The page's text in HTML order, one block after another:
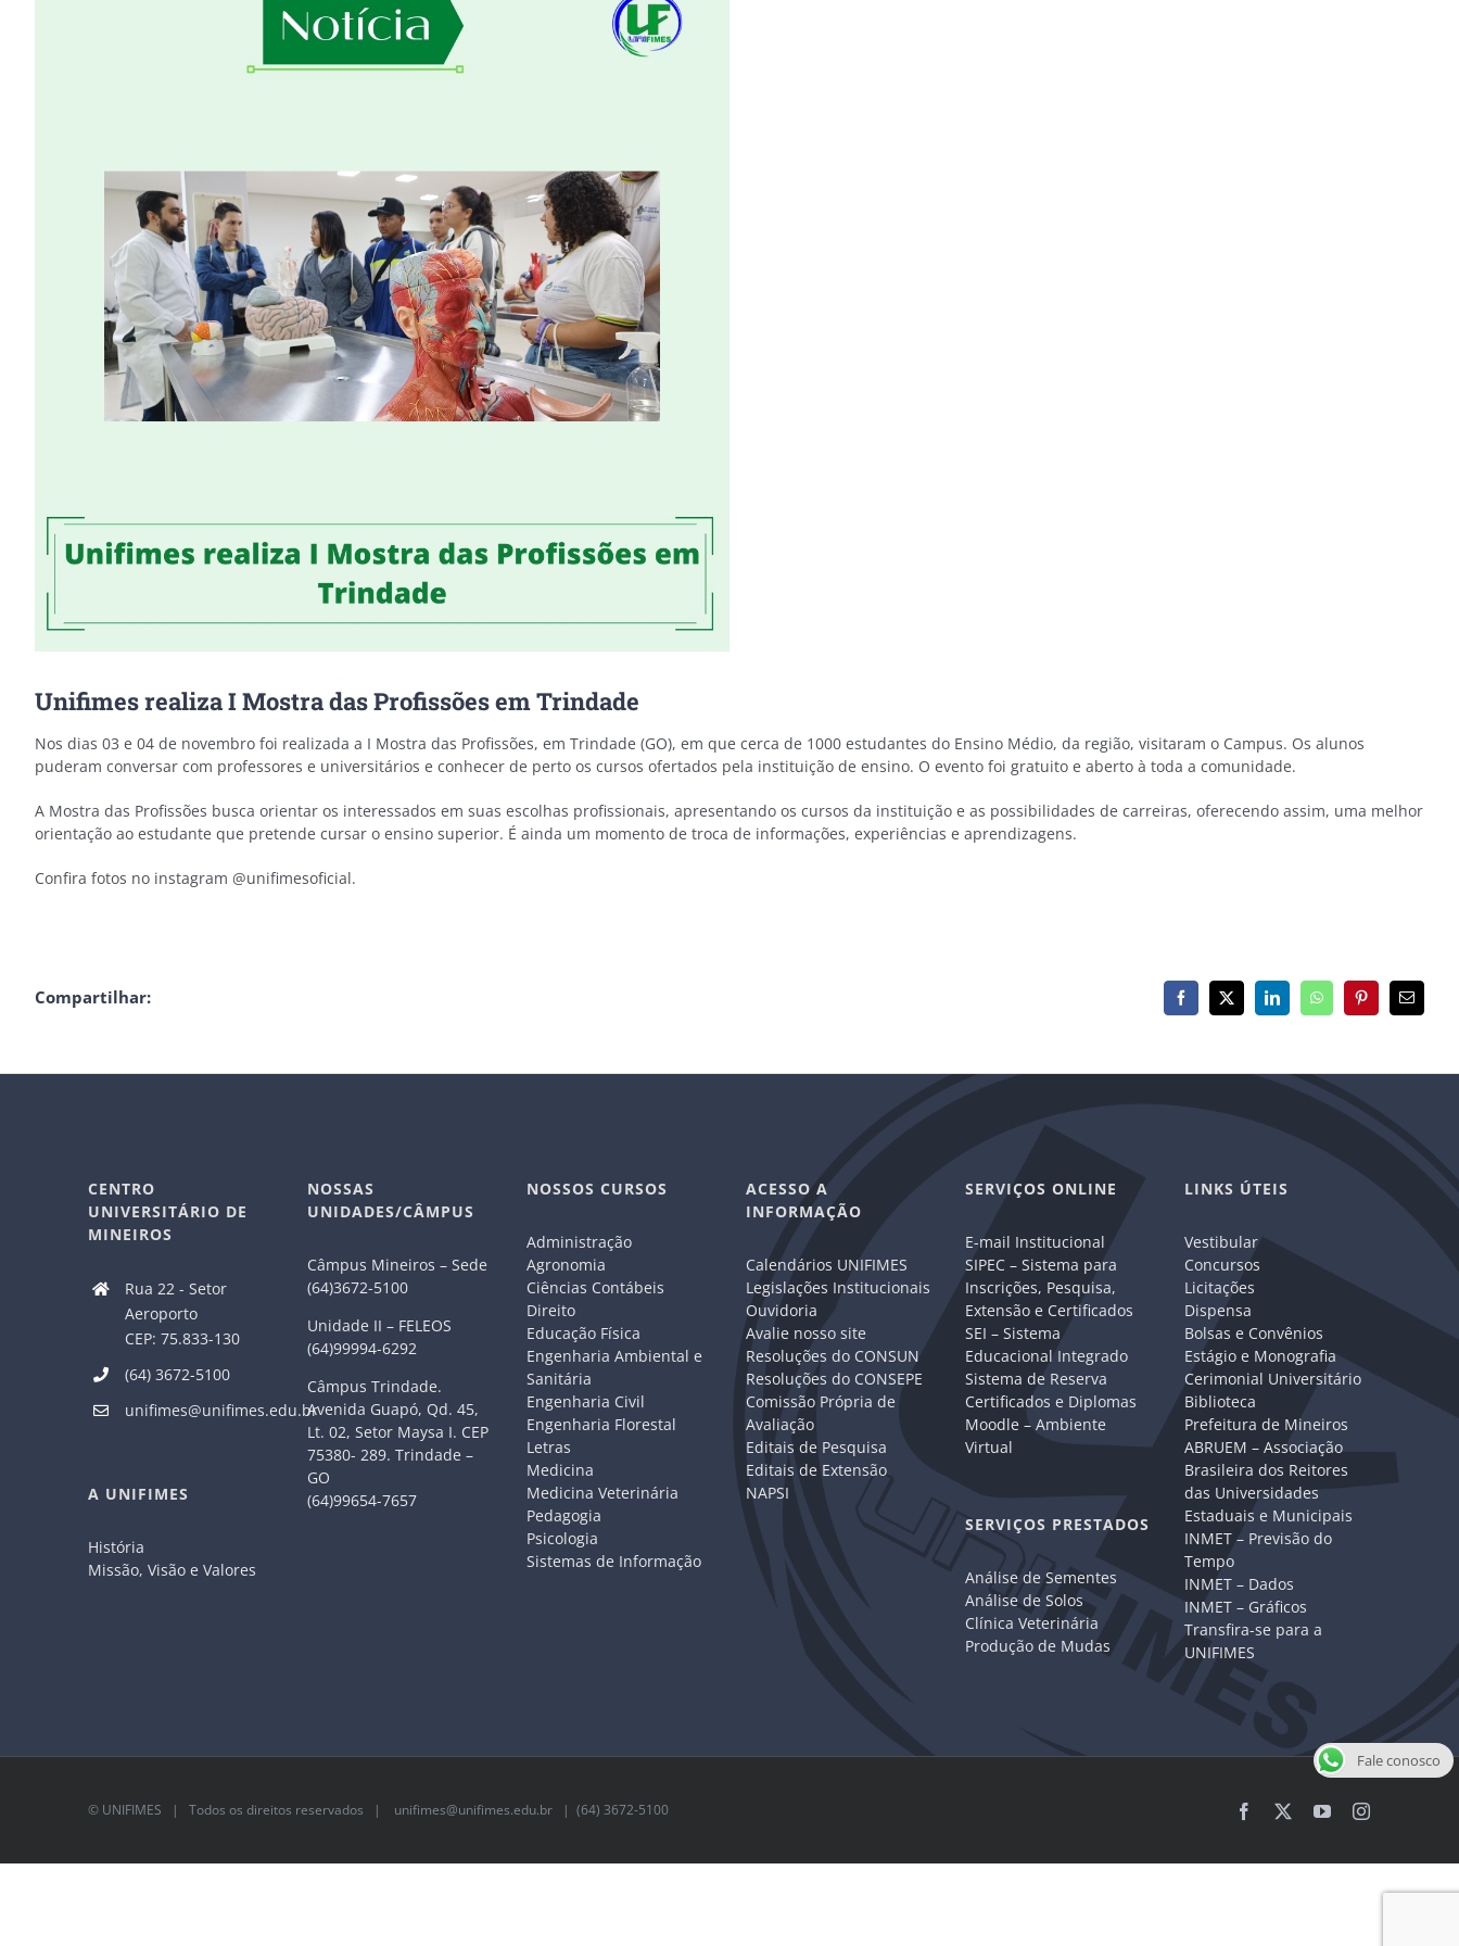
Unifimes realiza I Mostra das Profissões em Trindade
Nos dias 03 e 04 de novembro foi realizada a I Mostra das Profissões, em Trindade (GO), em que cerca de 1000 estudantes do Ensino Médio, da região, visitaram o Campus. Os alunos
puderam conversar com professores e universitários e conhecer de perto os cursos ofertados pela instituição de ensino. O evento foi gratuito e aberto à toda a comunidade.
A Mostra das Profissões busca orientar os interessados em suas escolhas profissionais, apresentando os cursos da instituição e as possibilidades de carreiras, oferecendo assim, uma melhor
orientação ao estudante que pretende cursar o ensino superior. É ainda um momento de troca de informações, experiências e aprendizagens.
Confira fotos no instagram @unifimesoficial.
Compartilhar: Facebook
X LinkedInWhatsAppPinterest
E-
mail
CENTRO
UNIVERSITÁRIO DE
MINEIROS
Rua 22 - Setor
Aeroporto
CEP: 75.833-130
(64) 3672-5100
unifimes@unifimes.edu.br
A UNIFIMES
História
Missão, Visão e Valores
NOSSAS
UNIDADES/CÂMPUS
Câmpus Mineiros – Sede
(64)3672-5100
Unidade II – FELEOS
(64)99994-6292
Câmpus Trindade.
Avenida Guapó, Qd. 45,
Lt. 02, Setor Maysa I. CEP
75380- 289. Trindade –
GO
(64)99654-7657
NOSSOS CURSOS
Administração
Agronomia
Ciências Contábeis
Direito
Educação Física
Engenharia Ambiental e
Sanitária
Engenharia Civil
Engenharia Florestal
Letras
Medicina
Medicina Veterinária
Pedagogia
Psicologia
Sistemas de Informação
ACESSO A
INFORMAÇÃO
Calendários UNIFIMES
Legislações Institucionais
Ouvidoria
Avalie nosso site
Resoluções do CONSUN
Resoluções do CONSEPE
Comissão Própria de
Avaliação
Editais de Pesquisa
Editais de Extensão
NAPSI
SERVIÇOS ONLINE
E-mail Institucional
SIPEC – Sistema para
Inscrições, Pesquisa,
Extensão e Certificados
SEI – Sistema
Educacional Integrado
Sistema de Reserva
Certificados e Diplomas
Moodle – Ambiente
Virtual
SERVIÇOS PRESTADOS
Análise de Sementes
Análise de Solos
Clínica Veterinária
Produção de Mudas
LINKS ÚTEIS
Vestibular
Concursos
Licitações
Dispensa
Bolsas e Convênios
Estágio e Monografia
Cerimonial Universitário
Biblioteca
Prefeitura de Mineiros
ABRUEM – Associação
Brasileira dos Reitores
das Universidades
Estaduais e Municipais
INMET – Previsão do
Tempo
INMET – Dados
INMET – Gráficos
Transfira-se para a
UNIFIMES
© UNIFIMES | Todos os direitos reservados | unifimes@unifimes.edu.br | (64) 3672-5100 Facebook YouTubeInstagram
Fale conosco